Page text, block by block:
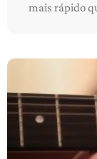
mais rápido